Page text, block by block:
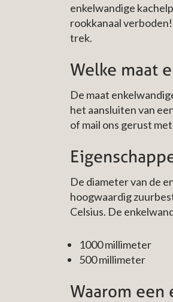
enkelwandige
rookkanaal
trek.
Welke maat
De maat
het aansluiten van
of mail ons gerust
De diameter van de
hoogwaardig
Celsius. De
1000 millimeter
500 millimeter
Waarom